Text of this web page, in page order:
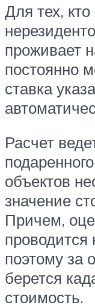
Для тех, кто
проживает
постоянно
ставка
Расчет
объектов
значение
Причем,
проводится
поэтому за
берется
стоимость.